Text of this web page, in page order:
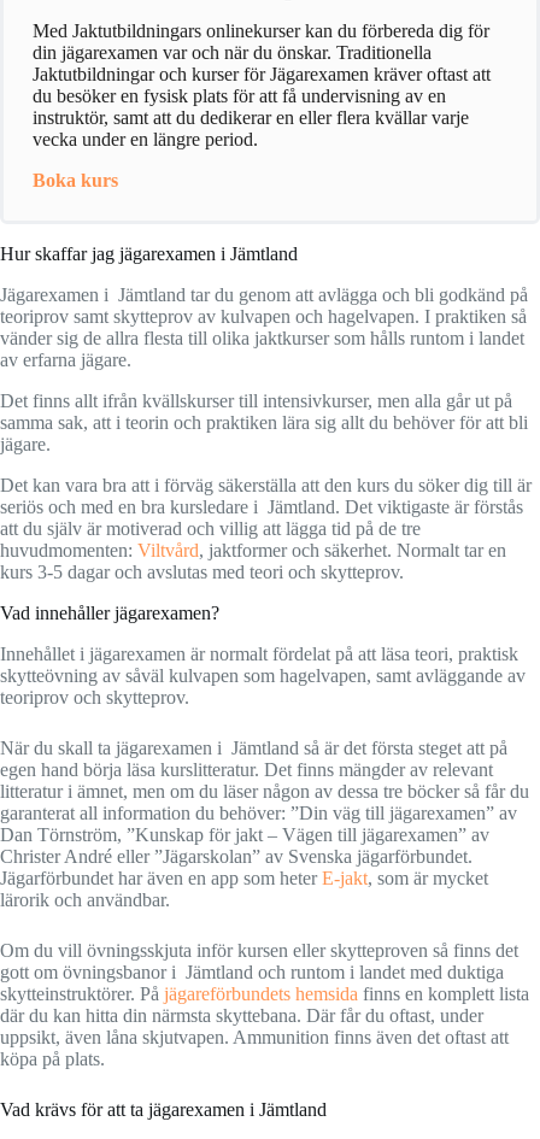
Med Jaktutbildningars onlinekurser kan du förbereda dig för
din jägarexamen var och när du önskar. Traditionella
Jaktutbildningar och kurser för Jägarexamen kräver oftast att
du besöker en fysisk plats för att få undervisning av en
instruktör, samt att du dedikerar en eller flera kvällar varje
vecka under en längre period.
Boka kurs
Hur skaffar jag jägarexamen i Jämtland
Jägarexamen i Jämtland tar du genom att avlägga och bli godkänd på
teoriprov samt skytteprov av kulvapen och hagelvapen. I praktiken så
vänder sig de allra flesta till olika jaktkurser som hålls runtom i landet
av erfarna jägare.
Det finns allt ifrån kvällskurser till intensivkurser, men alla går ut på
samma sak, att i teorin och praktiken lära sig allt du behöver för att bli
jägare.
Det kan vara bra att i förväg säkerställa att den kurs du söker dig till är
seriös och med en bra kursledare i Jämtland. Det viktigaste är förstås
att du själv är motiverad och villig att lägga tid på de tre
huvudmomenten: Viltvård, jaktformer och säkerhet. Normalt tar en
kurs 3-5 dagar och avslutas med teori och skytteprov.
Vad innehåller jägarexamen?
Innehållet i jägarexamen är normalt fördelat på att läsa teori, praktisk
skytteövning av såväl kulvapen som hagelvapen, samt avläggande av
teoriprov och skytteprov.
När du skall ta jägarexamen i Jämtland så är det första steget att på
egen hand börja läsa kurslitteratur. Det finns mängder av relevant
litteratur i ämnet, men om du läser någon av dessa tre böcker så får du
garanterat all information du behöver: ”Din väg till jägarexamen” av
Dan Törnström, ”Kunskap för jakt – Vägen till jägarexamen” av
Christer André eller ”Jägarskolan” av Svenska jägarförbundet.
Jägarförbundet har även en app som heterE-jakt, som är mycket
lärorik och användbar.
Om du vill övningsskjuta inför kursen eller skytteproven så finns det
gott om övningsbanor i Jämtland och runtom i landet med duktiga
skytteinstruktörer. På jägareförbundets hemsida finns en komplett lista
där du kan hitta din närmsta skyttebana. Där får du oftast, under
uppsikt, även låna skjutvapen. Ammunition finns även det oftast att
köpa på plats.
Vad krävs för att ta jägarexamen i Jämtland